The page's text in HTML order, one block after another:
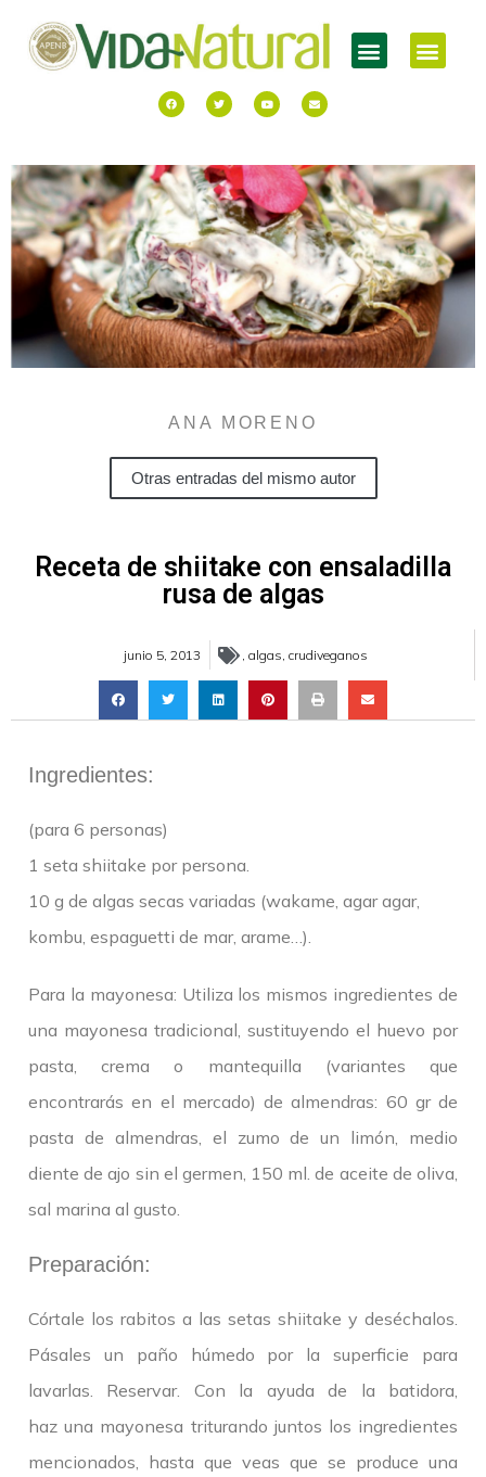
ANA MORENO
Otras entradas del mismo autor
Receta de shiitake con ensaladilla
rusa de algas
junio 5, 2013 , algas, crudiveganos
Ingredientes:
(para 6 personas)
1 seta shiitake por persona.
10 g de algas secas variadas (wakame, agar agar,
kombu, espaguetti de mar, arame…).
Para la mayonesa: Utiliza los mismos ingredientes de
una mayonesa tradicional, sustituyendo el huevo por
pasta, crema o mantequilla (variantes que
encontrarás en el mercado) de almendras: 60 gr de
pasta de almendras, el zumo de un limón, medio
diente de ajo sin el germen, 150 ml. de aceite de oliva,
sal marina al gusto.
Preparación:
Córtale los rabitos a las setas shiitake y deséchalos.
Pásales un paño húmedo por la superficie para
lavarlas. Reservar. Con la ayuda de la batidora,
haz una mayonesa triturando juntos los ingredientes
mencionados, hasta que veas que se produce una